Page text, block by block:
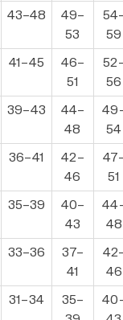
43–48
49–
53
59
41–45
46–
51
56
39–43
44–
48
54
36–41
42–
46
51
35–39
40–
43
48
33–36
37–
41
46
31–34
35–